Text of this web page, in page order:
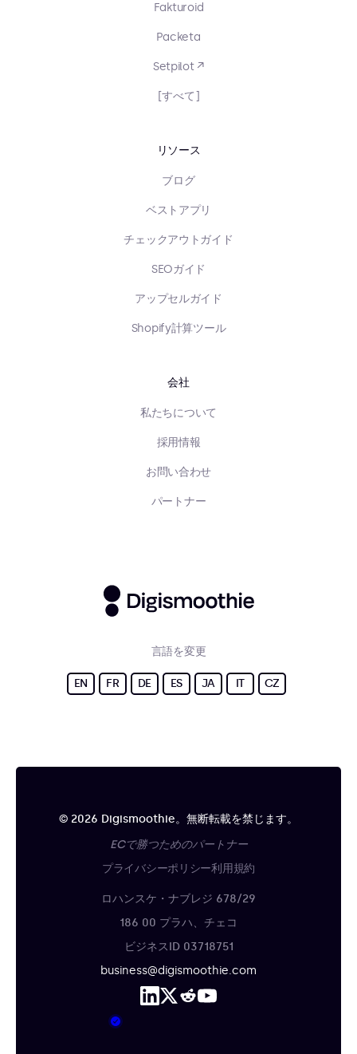
Fakturoid
Packeta
Setpilot ↗
[すべて]
リソース
ブログ
ベストアプリ
チェックアウトガイド
SEOガイド
アップセルガイド
Shopify計算ツール
会社
私たちについて
採用情報
お問い合わせ
パートナー
言語を変更
EN FR DE ES JA IT CZ
© 2026 Digismoothie。無断転載を禁じます。
ECで勝つためのパートナー
プライバシーポリシー利用規約
ロハンスケ・ナブレジ 678/29
186 00 プラハ、チェコ
ビジネスID 03718751
business@digismoothie.com